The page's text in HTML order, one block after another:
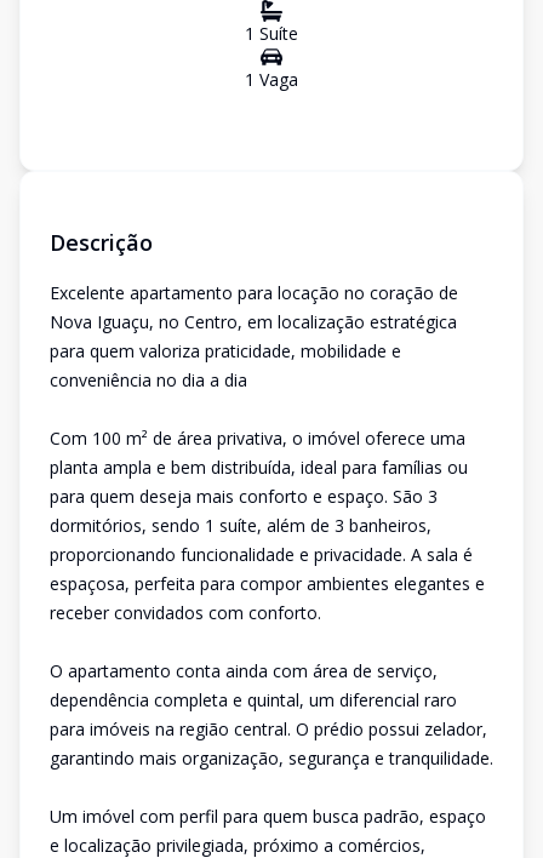
1 Suíte
1 Vaga
Descrição
Excelente apartamento para locação no coração de
Nova Iguaçu, no Centro, em localização estratégica
para quem valoriza praticidade, mobilidade e
conveniência no dia a dia
Com 100 m² de área privativa, o imóvel oferece uma
planta ampla e bem distribuída, ideal para famílias ou
para quem deseja mais conforto e espaço. São 3
dormitórios, sendo 1 suíte, além de 3 banheiros,
proporcionando funcionalidade e privacidade. A sala é
espaçosa, perfeita para compor ambientes elegantes e
receber convidados com conforto.
O apartamento conta ainda com área de serviço,
dependência completa e quintal, um diferencial raro
para imóveis na região central. O prédio possui zelador,
garantindo mais organização, segurança e tranquilidade.
Um imóvel com perfil para quem busca padrão, espaço
e localização privilegiada, próximo a comércios,